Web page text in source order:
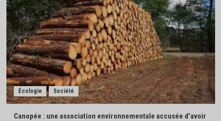
Écologie Société
Canopée : une association environnementale accusée d’avoir